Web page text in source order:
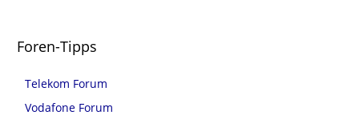
Foren-Tipps
Telekom Forum
Vodafone Forum